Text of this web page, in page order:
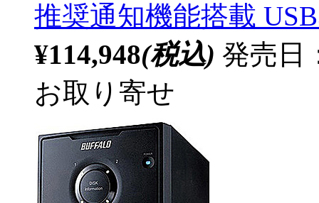
推奨通知機能搭載
¥114,948(税込) 発売日
お取り寄せ